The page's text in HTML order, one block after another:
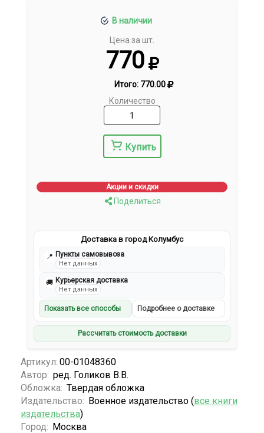
В наличии
Цена за шт.
770
Итого: 770.00
Количество
Купить
Акции и скидки
Поделиться
Доставка в город Колумбус
📍 Пункты самовывоза
Нет данных
🚚 Курьерская доставка
Нет данных
Показать все способы Подробнее о доставке
Рассчитать стоимость доставки
Артикул: 00-01048360
Автор: ред. Голиков В.В.
Обложка: Твердая обложка
Издательство: Военное издательство (все книги
издательства)
Город: Москва